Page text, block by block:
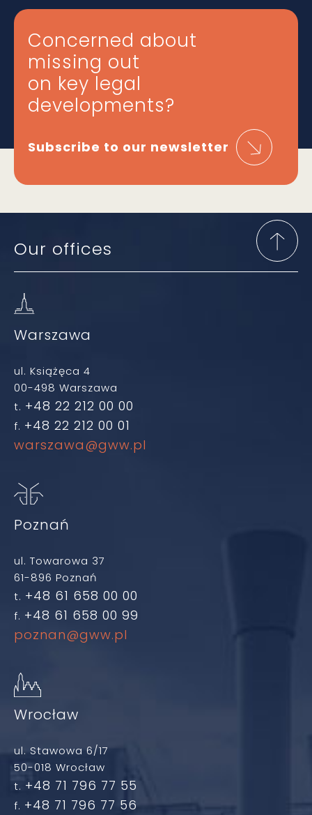
Concerned about
missing out
on key legal
developments?
Subscribe to our newsletter
Our offices
Warszawa
ul. Książęca 4
00-498 Warszawa
t. +48 22 212 00 00
f. +48 22 212 00 01
warszawa@gww.pl
Poznań
ul. Towarowa 37
61-896 Poznań
t. +48 61 658 00 00
f. +48 61 658 00 99
poznan@gww.pl
Wrocław
ul. Stawowa 6/17
50-018 Wrocław
t. +48 71 796 77 55
f. +48 71 796 77 56